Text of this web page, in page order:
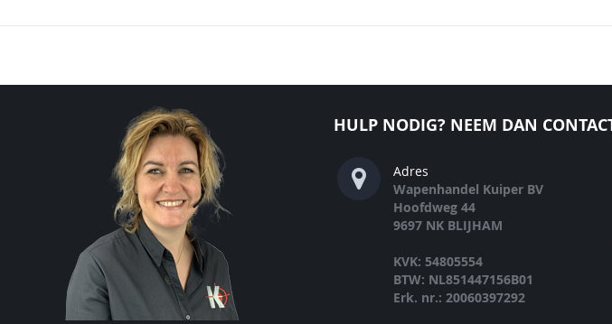
HULP NODIG? NEEM DAN
Adres
Wapenhandel Kuiper BV
Hoofdweg 44
9697 NK BLIJHAM
KVK: 54805554
BTW: NL851447156B01
Erk. nr.: 20060397292